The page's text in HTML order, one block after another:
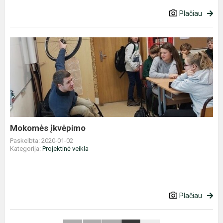
Plačiau
Mokomės
įkvėpimo
Mokomės įkvėpimo
Paskelbta: 2020-01-02
Kategorija: Projektinė veikla
Plačiau